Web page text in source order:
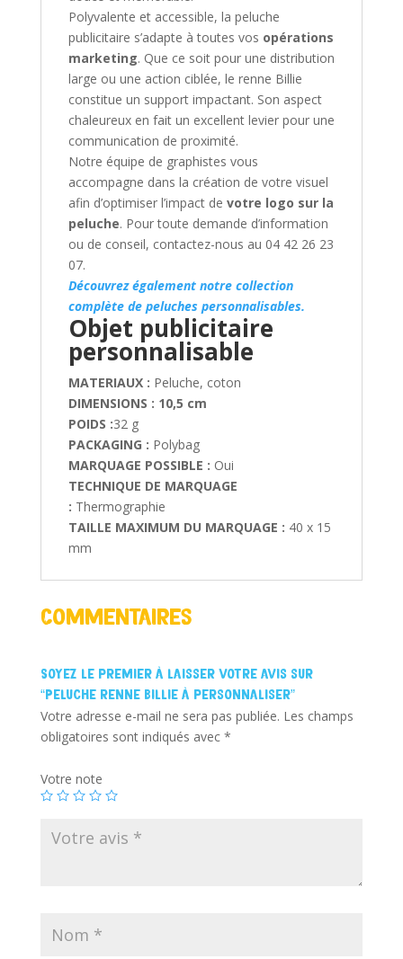
Polyvalente et accessible, la peluche
publicitaire s’adapte à toutes vos opérations
marketing. Que ce soit pour une distribution
large ou une action ciblée, le renne Billie
constitue un support impactant. Son aspect
chaleureux en fait un excellent levier pour une
communication de proximité.
Notre équipe de graphistes vous
accompagne dans la création de votre visuel
afin d’optimiser l’impact de votre logo sur la
peluche. Pour toute demande d’information
ou de conseil, contactez-nous au 04 42 26 23
07.
Découvrez également notre collection
complète de peluches personnalisables.
Objet publicitaire
personnalisable
MATERIAUX : Peluche, coton
DIMENSIONS : 10,5 cm
POIDS :32 g
PACKAGING : Polybag
MARQUAGE POSSIBLE : Oui
TECHNIQUE DE MARQUAGE
: Thermographie
TAILLE MAXIMUM DU MARQUAGE : 40 x 15
mm
Commentaires
Soyez le premier à laisser votre avis sur
“Peluche renne Billie à personnaliser”
Votre adresse e-mail ne sera pas publiée. Les champs
obligatoires sont indiqués avec *
Votre note